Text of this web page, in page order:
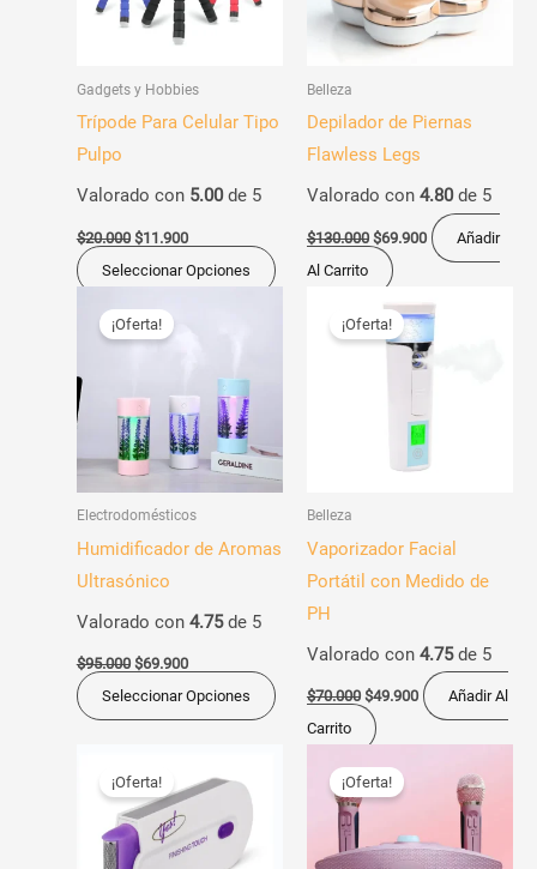
Gadgets y Hobbies
Trípode Para Celular Tipo
Pulpo
Valorado con 5.00de 5
$20.000 $11.900
Seleccionar Opciones
pueden
elegir
página
producto
Belleza
Depilador de Piernas
Flawless Legs
Valorado con 4.80de 5
$130.000 $69.900
Añadir
Al Carrito
¡Oferta!
Electrodomésticos
Humidificador de Aromas
Ultrasónico
Valorado con 4.75de 5
$95.000
precio
original
$69.900
$69.900.
Seleccionar Opciones
producto
Las
opciones
pueden
elegir
página
¡Oferta!
Belleza
Vaporizador Facial
Portátil con Medido de
PH
Valorado con 4.75de 5
$70.000
precio
original
$70.000.
$49.900
precio
actual
es:
$49.900.
Añadir Al
Carrito
¡Oferta!
precio
original
era:
$60.000.
precio
actual
$39.900.
¡Oferta!precio
original
$350.000.
precio
actual
$219.900.